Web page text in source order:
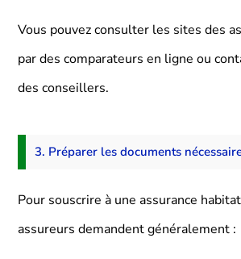
Vous pouvez consulter les sites des
par des comparateurs en ligne ou
des conseillers.
3. Préparer les documents
Pour souscrire à une assurance
assureurs demandent généralement :